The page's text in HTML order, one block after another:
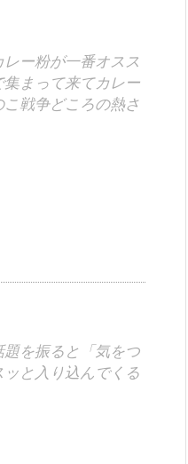
ー粉が一番オスス
まって来てカレー
戦争どころの熱さ
を振ると「気をつ
と入り込んでくる